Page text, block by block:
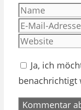
Name
Ja, ich
benachrichtigt